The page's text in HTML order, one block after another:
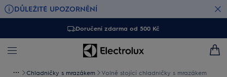
DŮLEŽITÉ UPOZORNĚNÍ
Doručení zdarma od 500 Kč
Chladničky s mrazákem Volně stojící chladničky s mrazákem